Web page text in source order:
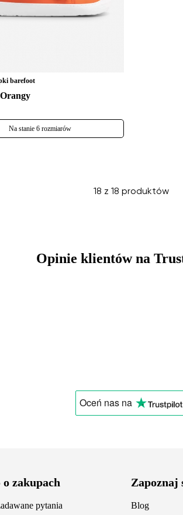
barefoot
Na stanie 6 rozmiarów
18 z 18 produktów
Opinie klientów na
Oceń nas na
zakupach
pytania
Zapoznaj
Blog